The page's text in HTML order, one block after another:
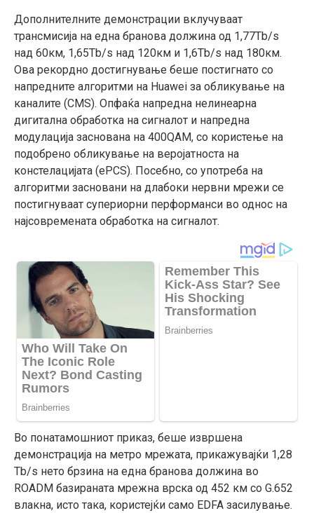
Дополнителните демонстрации вклучуваат
трансмисија на една бранова должина од 1,77Tb/s
над 60км, 1,65Tb/s над 120км и 1,6Tb/s над 180км.
Ова рекордно достигнување беше постигнато со
напредните алгоритми на Huawei за обликување на
каналите (CMS). Опфаќа напредна нелинеарна
дигитална обработка на сигналот и напредна
модулација заснована на 400QAM, со користење на
подобрено обликување на веројатноста на
констелацијата (ePCS). Посебно, со употреба на
алгоритми засновани на длабоки нервни мрежи се
постигнуваат супериорни перформанси во однос на
најсовремената обработка на сигналот.
Во понатамошниот приказ, беше извршена
демонстрација на метро мрежата, прикажувајќи 1,28
Tb/s нето брзина на една бранова должина во
ROADM базираната мрежна врска од 452 км со G.652
влакна, исто така, користејќи само EDFA засилување.